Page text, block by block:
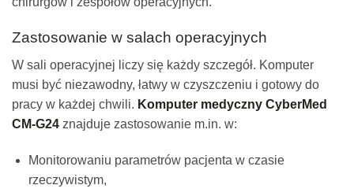
Zastosowanie w salach operacyjnych
W sali operacyjnej liczy się każdy szczegół. Komputer
musi być niezawodny, łatwy w czyszczeniu i gotowy do
pracy w każdej chwili. Komputer medyczny CyberMed
CM-G24 znajduje zastosowanie m.in. w:
Monitorowaniu parametrów pacjenta w czasie
rzeczywistym,